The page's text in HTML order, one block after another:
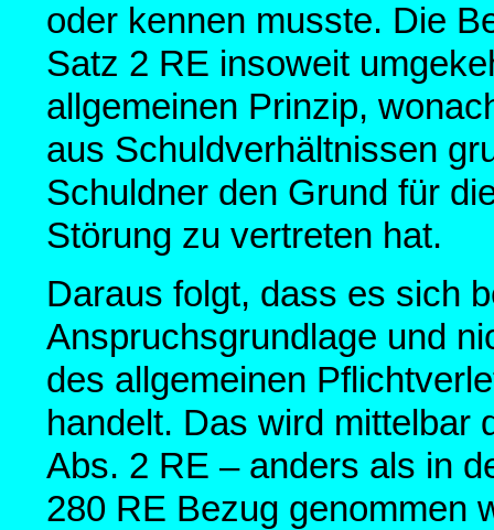
oder kennen musste. Die
Satz 2 RE insoweit
allgemeinen Prinzip,
aus Schuldverhältnissen
Schuldner den Grund für
Störung zu vertreten hat.
Daraus folgt, dass es sich
Anspruchsgrundlage und
des allgemeinen
handelt. Das wird mittelbar
Abs. 2 RE – anders als in
280 RE Bezug genommen